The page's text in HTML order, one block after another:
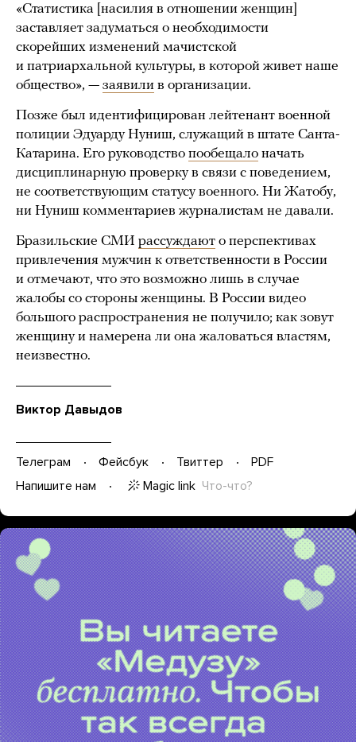
«Статистика [насилия в отношении женщин]
заставляет задуматься о необходимости
скорейших изменений мачистской
и патриархальной культуры, в которой живет наше
общество», — заявили в организации.
Позже был идентифицирован лейтенант военной
полиции Эдуарду Нуниш, служащий в штате Санта-
Катарина. Его руководство пообещало начать
дисциплинарную проверку в связи с поведением,
не соответствующим статусу военного. Ни Жатобу,
ни Нуниш комментариев журналистам не давали.
Бразильские СМИ рассуждают о перспективах
привлечения мужчин к ответственности в России
и отмечают, что это возможно лишь в случае
жалобы со стороны женщины. В России видео
большого распространения не получило; как зовут
женщину и намерена ли она жаловаться властям,
неизвестно.
Виктор Давыдов
Телеграм Фейсбук Твиттер
PDF
Напишите нам
Magic link Что-что?